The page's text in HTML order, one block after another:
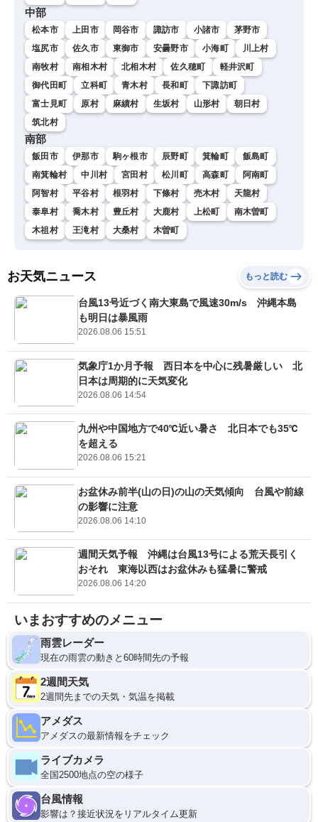
中部
松本市 上田市 岡谷市 諏訪市 小諸市
茅野市
塩尻市
佐久市 東御市 安曇野市 小海町
川上村
南牧村
南相木村 北相木村 佐久穂町
軽井沢町
御代田町
立科町 青木村 長和町
下諏訪町
富士見町
原村 麻績村 生坂村 山形村
朝日村
筑北村
南部
飯田市 伊那市 駒ヶ根市 辰野町 箕輪町
飯島町
南箕輪村
中川村 宮田村 松川町 高森町
阿南町
阿智村
平谷村 根羽村 下條村 売木村
天龍村
泰阜村
喬木村 豊丘村 大鹿村 上松町
南木曽町
木祖村
王滝村 大桑村 木曽町
お天気ニュース もっと読む
台風13号近づく南大東島で風速30m/s 沖縄本島
も明日は暴風雨
2026.08.06 15:51
気象庁1か月予報 西日本を中心に残暑厳しい 北
日本は周期的に天気変化
2026.08.06 14:54
九州や中国地方で40℃近い暑さ 北日本でも35℃
を超える
2026.08.06 15:21
お盆休み前半(山の日)の山の天気傾向 台風や前線
の影響に注意
2026.08.06 14:10
週間天気予報 沖縄は台風13号による荒天長引く
おそれ 東海以西はお盆休みも猛暑に警戒
2026.08.06 14:20
いまおすすめのメニュー
雨雲レーダー
現在の雨雲の動きと60時間先の予報
2週間天気
2週間先までの天気・気温を掲載
アメダス
アメダスの最新情報をチェック
ライブカメラ
全国2500地点の空の様子
台風情報
影響は？接近状況をリアルタイム更新